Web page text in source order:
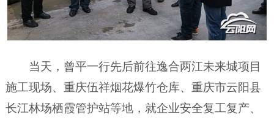
当天，曾平一行先后前往逸合两江未来城项目
施工现场、重庆伍祥烟花爆竹仓库、重庆市云阳县
长江林场栖霞管护站等地，就企业安全复工复产、